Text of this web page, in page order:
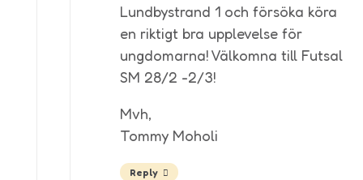
Lundbystrand 1 och försöka köra
en riktigt bra upplevelse för
ungdomarna! Välkomna till Futsal
SM 28/2 -2/3!
Mvh,
Tommy Moholi
Reply